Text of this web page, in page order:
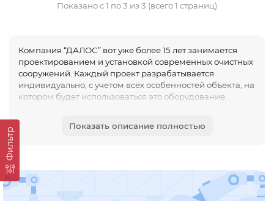
Фильтр
Показано с 1 по 3 из 3 (всего 1 страниц)
Компания “ДАЛОС” вот уже более 15 лет занимается
проектированием и установкой современных очистных
сооружений. Каждый проект разрабатывается
индивидуально, с учетом всех особенностей объекта, на
котором будет использоваться это оборудование.
станции биологической очистки сточных вод в Санкт-
Показать описание полностью